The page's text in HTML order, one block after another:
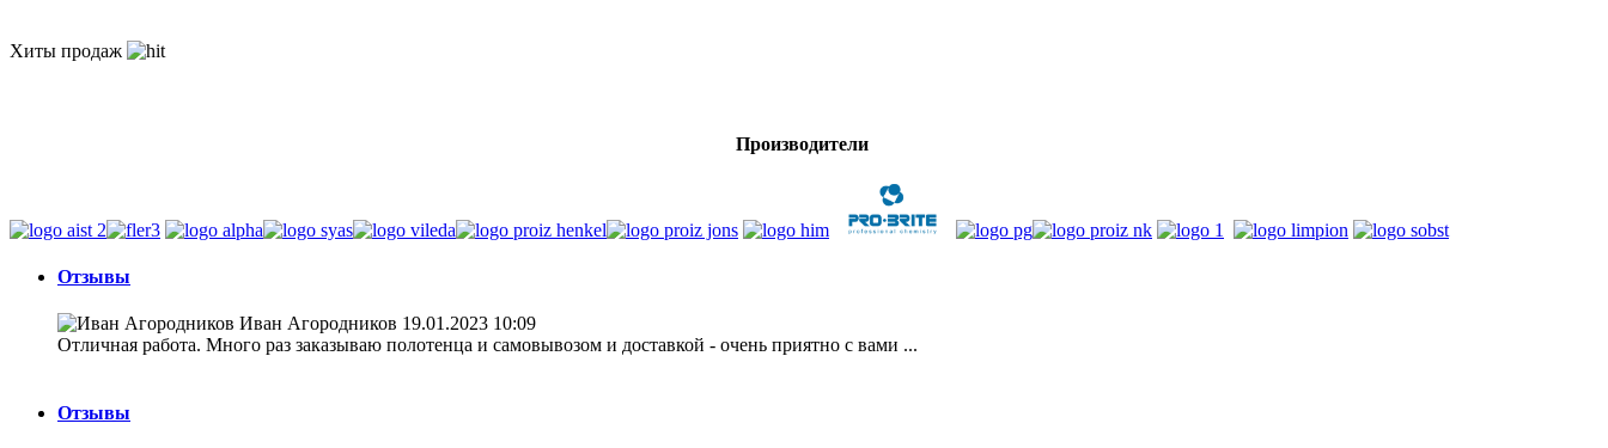
Хиты продаж
Производители
Отзывы
Иван Агородников 19.01.2023 10:09
Отличная работа. Много раз заказываю полотенца и самовывозом и доставкой - очень приятно с вами ...
Отзывы